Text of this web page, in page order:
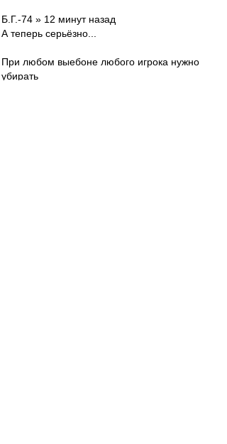
Б.Г.-74 » 12 минут назад
А теперь серьёзно...
При любом выебоне любого игрока нужно
убирать